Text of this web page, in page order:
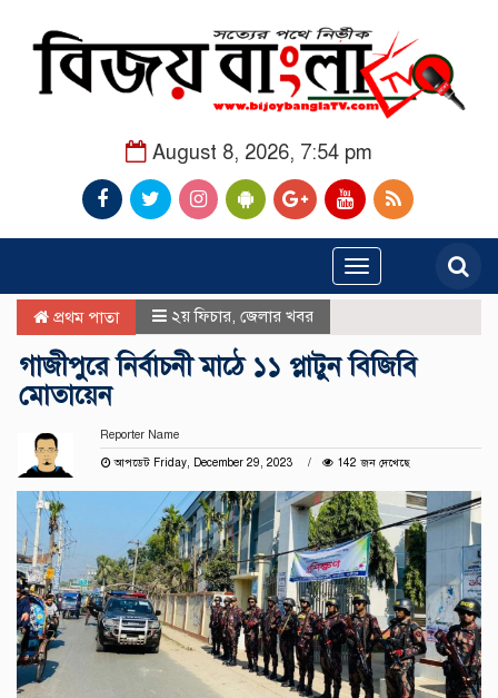
August 8, 2026, 7:54 pm
Toggle
navigation
প্রথম পাতা ২য় ফিচার জেলার খবর
গাজীপুরে নির্বাচনী মাঠে ১১ প্লাটুন বিজিবি
মোতায়েন
Reporter Name
আপডেট Friday, December 29, 2023
142 জন দেখেছে